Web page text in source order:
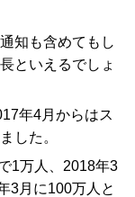
知も含めてもし
といえるでしょ
年4月からはス
した。
1万人、2018年3
3月に100万人と